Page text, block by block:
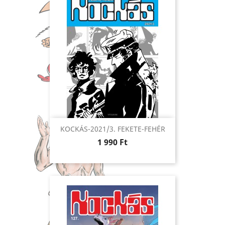
KOCKÁS-2021/3. FEKETE-FEHÉR
Ár
1 990 Ft